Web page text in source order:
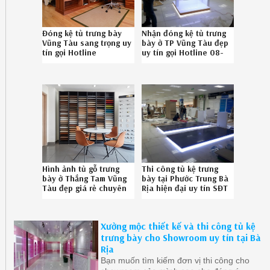
Đóng kệ tủ trưng bày
Vũng Tàu sang trọng uy
tín gọi Hotline
Nhận đóng kệ tủ trưng
bày ở TP Vũng Tàu đẹp
uy tín gọi Hotline 08-
Hình ảnh tủ gỗ trưng
bày ở Thắng Tam Vũng
Tàu đẹp giá rẻ chuyên
Thi công tủ kệ trưng
bày tại Phước Trung Bà
Rịa hiện đại uy tín SĐT
Xưởng mộc thiết kế và thi công tủ kệ
trưng bày cho Showroom uy tín tại Bà
Rịa
Bạn muốn tìm kiếm đơn vị thi công cho